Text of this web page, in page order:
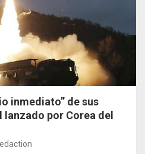
inmediato” de sus
por Corea del